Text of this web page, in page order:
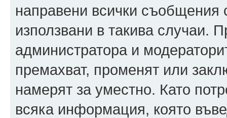
направени всички съобщения
използвани в такива случаи.
администратора и
премахват, променят или
намерят за уместно. Като
всяка информация, която